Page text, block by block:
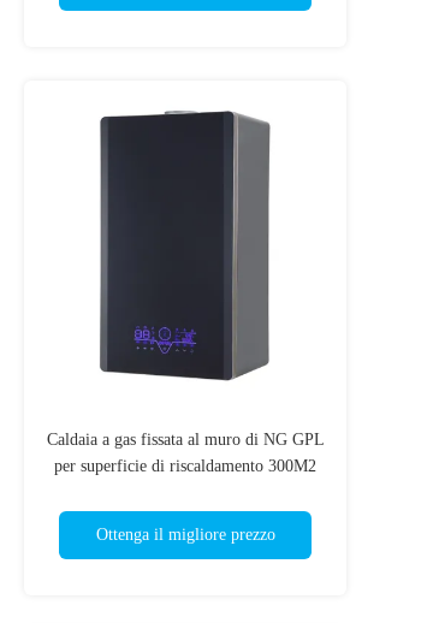
Caldaia a gas fissata al muro di NG GPL
per superficie di riscaldamento 300M2
Ottenga il migliore prezzo